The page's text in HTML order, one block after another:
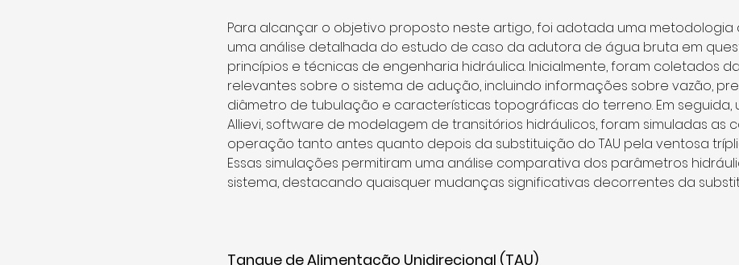
Para alcançar o objetivo proposto neste artigo, foi adotada uma metodologia
uma análise detalhada do estudo de caso da adutora de água bruta em
princípios e técnicas de engenharia hidráulica. Inicialmente, foram coletados
relevantes sobre o sistema de adução, incluindo informações sobre vazão,
diâmetro de tubulação e características topográficas do terreno. Em seguida,
Allievi, software de modelagem de transitórios hidráulicos, foram simuladas as
operação tanto antes quanto depois da substituição do TAU pela ventosa
Essas simulações permitiram uma análise comparativa dos parâmetros
sistema, destacando quaisquer mudanças significativas decorrentes da
Tanque de Alimentação Unidirecional (TAU)